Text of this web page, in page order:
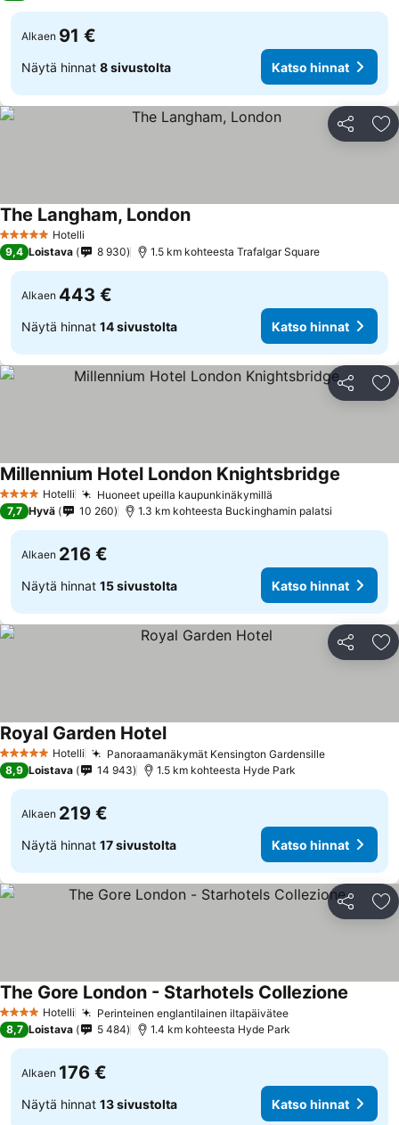
Alkaen 91 €
Näytä hinnat 8 sivustolta Katso hinnat
Jaa
5 Tähtiluokitus
Hotelli
The Langham, LondonKatso hinnat
9,4 Loistava 8 930 1.5 km kohteesta Trafalgar Square
Alkaen 443 €
Näytä hinnat 14 sivustolta Katso hinnat
Jaa
4 Tähtiluokitus
Hotelli Huoneet upeilla kaupunkinäkymillä
Millennium Hotel London Knightsbridge
7,7 Hyvä 10 260 1.3 km kohteesta Buckinghamin palatsi
Alkaen 216 €
Näytä hinnat 15 sivustolta Katso hinnat
Jaa
5 Tähtiluokitus
Hotelli Panoraamanäkymät Kensington GardensilleKatso
Royal Garden HotelKatso hinnat
8,9 Loistava 14 943 1.5 km kohteesta Hyde Park
Alkaen 219 €
Näytä hinnat 17 sivustolta Katso hinnat
Jaa
4 Tähtiluokitus
Hotelli Perinteinen englantilainen iltapäiväteeKatso hinnat
The Gore London - Starhotels Collezione
8,7 Loistava 5 484 1.4 km kohteesta Hyde Park
Alkaen 176 €
Näytä hinnat 13 sivustolta Katso hinnat